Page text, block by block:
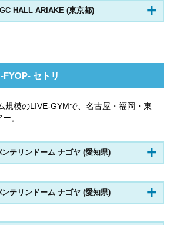
HALL ARIAKE (東京都)
セトリ
規模のLIVE-GYMで、名古屋・福岡・東
。
テリンドーム ナゴヤ (愛知県)
テリンドーム ナゴヤ (愛知県)